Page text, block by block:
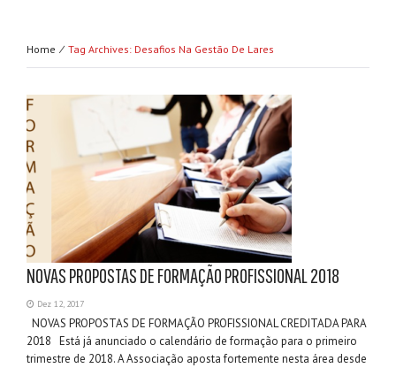
Home ⁄ Tag Archives: Desafios Na Gestão De Lares
NOVAS PROPOSTAS DE FORMAÇÃO PROFISSIONAL 2018
Dez 12, 2017
NOVAS PROPOSTAS DE FORMAÇÃO PROFISSIONAL CREDITADA PARA
2018 Está já anunciado o calendário de formação para o primeiro
trimestre de 2018. A Associação aposta fortemente nesta área desde